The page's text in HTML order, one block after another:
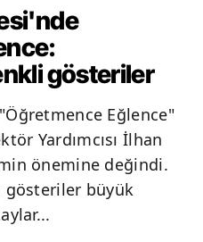
gösteriler
Eğlence"
Yardımcısı İlhan
önemine değindi.
gösteriler büyük